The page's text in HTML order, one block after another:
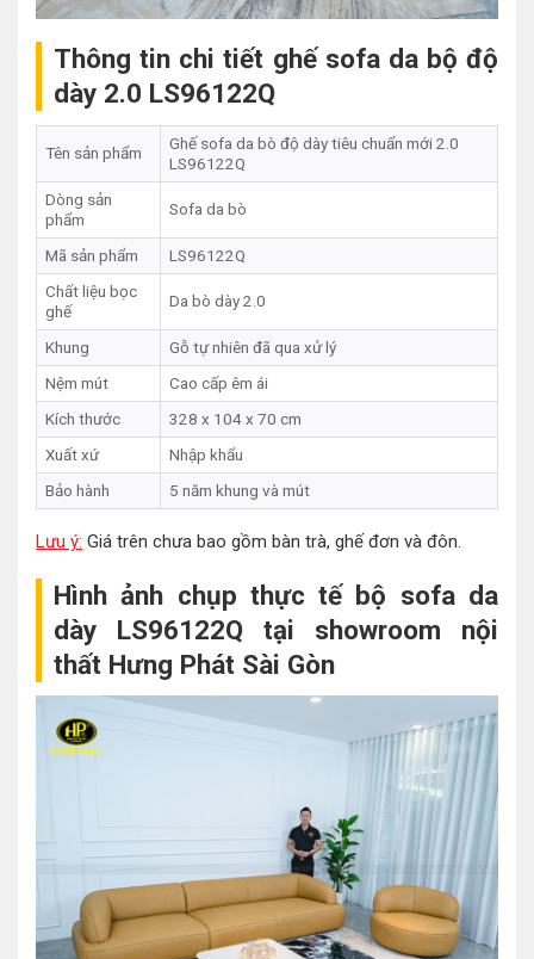
Thông tin chi tiết ghế sofa da bộ độ
dày 2.0 LS96122Q
Tên sản phẩm
Ghế sofa da bò độ dày tiêu chuẩn mới 2.0
LS96122Q
Dòng sản
phẩm
Sofa da bò
Mã sản phẩm
LS96122Q
Chất liệu bọc
ghế
Da bò dày 2.0
Khung
Gỗ tự nhiên đã qua xử lý
Nệm mút
Cao cấp êm ái
Kích thước
328 x 104 x 70 cm
Xuất xứ
Nhập khẩu
Bảo hành
5 năm khung và mút
Lưu ý: Giá trên chưa bao gồm bàn trà, ghế đơn và đôn.
Hình ảnh chụp thực tế bộ sofa da
dày LS96122Q tại showroom nội
thất Hưng Phát Sài Gòn